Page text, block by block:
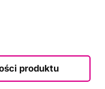
produktu